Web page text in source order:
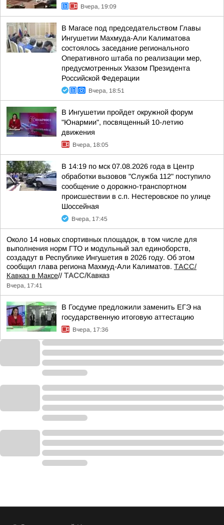
Вчера, 19:09
В Магасе под председательством Главы
Ингушетии Махмуда-Али Калиматова
состоялось заседание регионального
Оперативного штаба по реализации мер,
предусмотренных Указом Президента
Российской Федерации
Вчера, 18:51
В Ингушетии пройдет окружной форум
"Юнармии", посвященный 10-летию
движения
Вчера, 18:05
В 14:19 по мск 07.08.2026 года в Центр
обработки вызовов "Служба 112" поступило
сообщение о дорожно-транспортном
происшествии в с.п. Нестеровское по улице
Шоссейная
Вчера, 17:45
Около 14 новых спортивных площадок, в том числе для
выполнения норм ГТО и модульный зал единоборств,
создадут в Республике Ингушетия в 2026 году. Об этом
сообщил глава региона Махмуд-Али Калиматов. ТАСС/
Кавказ в Максе// ТАСС/Кавказ
Вчера, 17:41
В Госдуме предложили заменить ЕГЭ на
государственную итоговую аттестацию
Вчера, 17:36